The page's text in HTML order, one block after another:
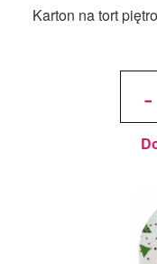
Karton na tort
-
ilość
cm